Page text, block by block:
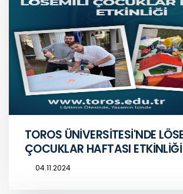
TOROS ÜNİVERSİTESİ'NDE
ÇOCUKLAR HAFTASI ETKİNLİĞİ
04.11.2024